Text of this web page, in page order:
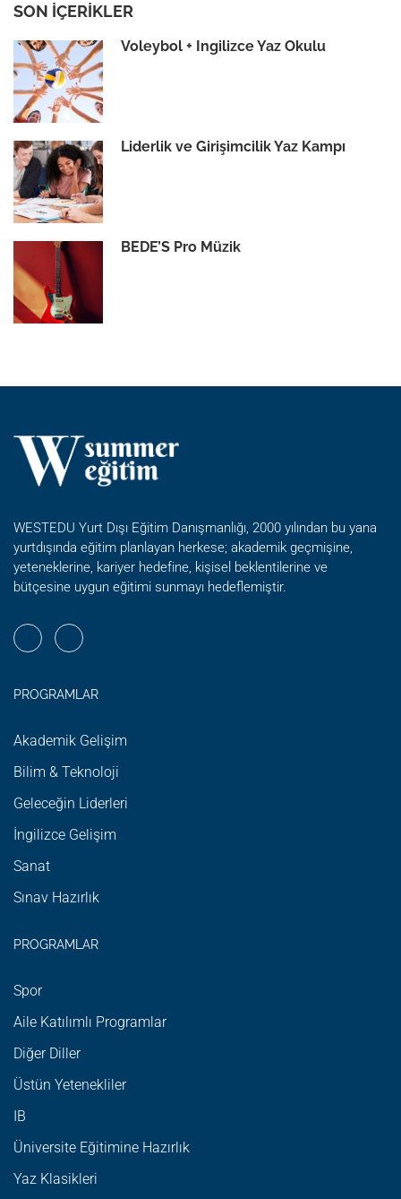
SON İÇERIKLER
Voleybol + İngilizce Yaz Okulu
Liderlik ve Girişimcilik Yaz Kampı
BEDE’S Pro Müzik
WESTEDU Yurt Dışı Eğitim Danışmanlığı, 2000 yılından bu yana
yurtdışında eğitim planlayan herkese; akademik geçmişine,
yeteneklerine, kariyer hedefine, kişisel beklentilerine ve
bütçesine uygun eğitimi sunmayı hedeflemiştir.
PROGRAMLAR
Akademik Gelişim
Bilim & Teknoloji
Geleceğin Liderleri
İngilizce Gelişim
Sanat
Sınav Hazırlık
PROGRAMLAR
Spor
Aile Katılımlı Programlar
Diğer Diller
Üstün Yetenekliler
IB
Üniversite Eğitimine Hazırlık
Yaz Klasikleri